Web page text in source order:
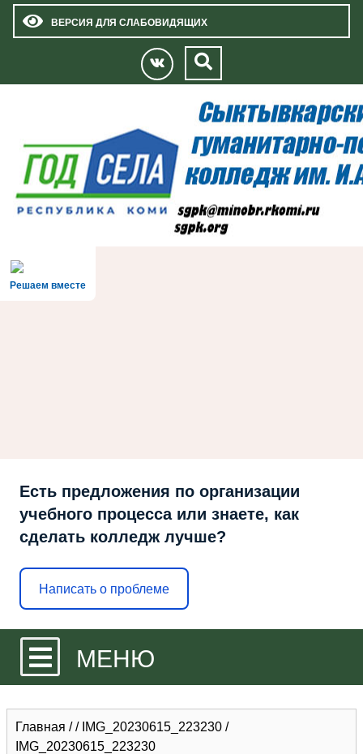
ВЕРСИЯ ДЛЯ СЛАБОВИДЯЩИХ
Решаем вместе
Есть предложения по организации
учебного процесса или знаете, как
сделать колледж лучше?
Написать о проблеме
МЕНЮ
Главная // IMG_20230615_223230 /
IMG_20230615_223230